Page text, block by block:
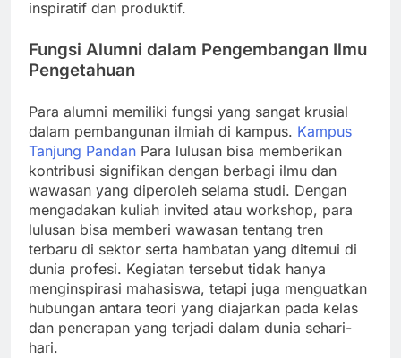
inspiratif dan produktif.
Fungsi Alumni dalam Pengembangan Ilmu
Pengetahuan
Para alumni memiliki fungsi yang sangat krusial
dalam pembangunan ilmiah di kampus. Kampus
Tanjung Pandan Para lulusan bisa memberikan
kontribusi signifikan dengan berbagi ilmu dan
wawasan yang diperoleh selama studi. Dengan
mengadakan kuliah invited atau workshop, para
lulusan bisa memberi wawasan tentang tren
terbaru di sektor serta hambatan yang ditemui di
dunia profesi. Kegiatan tersebut tidak hanya
menginspirasi mahasiswa, tetapi juga menguatkan
hubungan antara teori yang diajarkan pada kelas
dan penerapan yang terjadi dalam dunia sehari-
hari.